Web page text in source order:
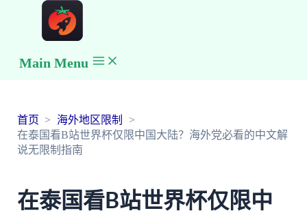
Main Menu
首页
海外地区限制
在泰国看B站世界杯仅限中国大陆？海外党必看的中文解
说无限制指南
在泰国看B站世界杯仅限中